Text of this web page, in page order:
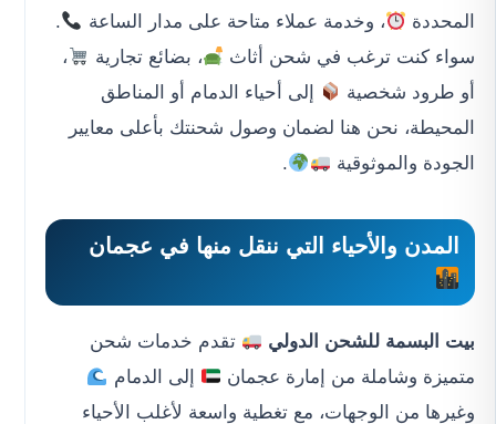
المحددة
، وخدمة عملاء متاحة على مدار الساعة
.
سواء كنت ترغب في شحن أثاث
، بضائع تجارية
،
أو طرود شخصية
إلى أحياء الدمام أو المناطق
المحيطة، نحن هنا لضمان وصول شحنتك بأعلى معايير
الجودة والموثوقية
.
المدن والأحياء التي ننقل منها في عجمان
بيت البسمة للشحن الدولي
تقدم خدمات شحن
متميزة وشاملة من إمارة عجمان
إلى الدمام
وغيرها من الوجهات، مع تغطية واسعة لأغلب الأحياء